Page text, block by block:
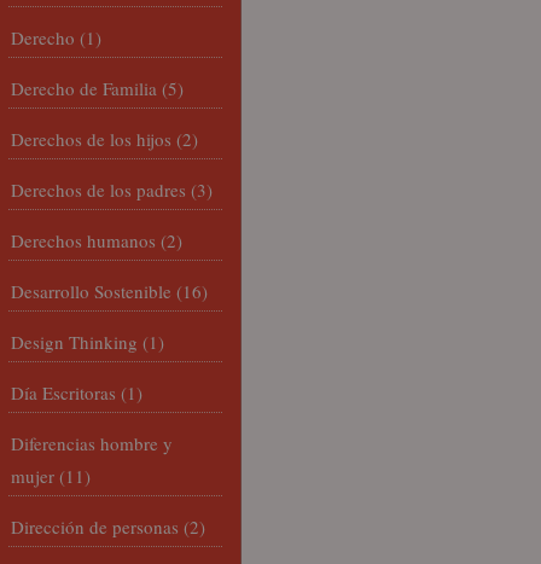
Derecho (1)
Derecho de Familia (5)
Derechos de los hijos (2)
Derechos de los padres (3)
Derechos humanos (2)
Desarrollo Sostenible (16)
Design Thinking (1)
Día Escritoras (1)
Diferencias hombre y
mujer (11)
Dirección de personas (2)